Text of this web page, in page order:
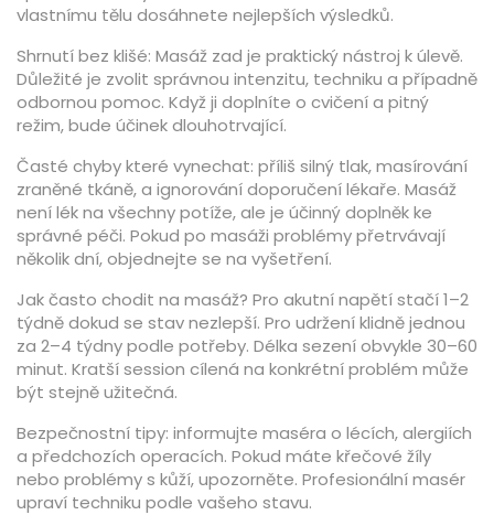
vlastnímu tělu dosáhnete nejlepších výsledků.
Shrnutí bez klišé: Masáž zad je praktický nástroj k úlevě.
Důležité je zvolit správnou intenzitu, techniku a případně
odbornou pomoc. Když ji doplníte o cvičení a pitný
režim, bude účinek dlouhotrvající.
Časté chyby které vynechat: příliš silný tlak, masírování
zraněné tkáně, a ignorování doporučení lékaře. Masáž
není lék na všechny potíže, ale je účinný doplněk ke
správné péči. Pokud po masáži problémy přetrvávají
několik dní, objednejte se na vyšetření.
Jak často chodit na masáž? Pro akutní napětí stačí 1–2
týdně dokud se stav nezlepší. Pro udržení klidně jednou
za 2–4 týdny podle potřeby. Délka sezení obvykle 30–60
minut. Kratší session cílená na konkrétní problém může
být stejně užitečná.
Bezpečnostní tipy: informujte maséra o lécích, alergiích
a předchozích operacích. Pokud máte křečové žíly
nebo problémy s kůží, upozorněte. Profesionální masér
upraví techniku podle vašeho stavu.